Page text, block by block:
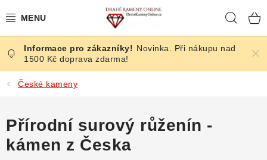
na
ČESKÉ KAMENY
ŠPERKY
BROUŠENÉ
Novinka. Při nákupu nad
1500 Kč doprava zdarma!
České kameny
Přírodní surový růženín -
kámen z Česka